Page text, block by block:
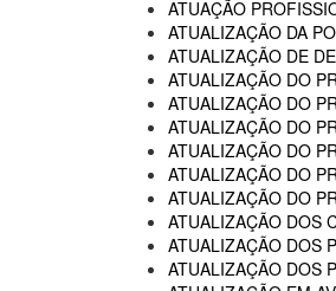
ATUAÇÃO
ATUALIZAÇÃO DA
ATUALIZAÇÃO DE
ATUALIZAÇÃO DO
ATUALIZAÇÃO DO
ATUALIZAÇÃO DO
ATUALIZAÇÃO DO
ATUALIZAÇÃO DO
ATUALIZAÇÃO DO
ATUALIZAÇÃO DOS
ATUALIZAÇÃO DOS
ATUALIZAÇÃO DOS